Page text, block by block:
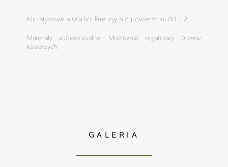
Klimatyzowana sala konferencyjna o powierzchni 80 m2.
Materiały audiowizualne. Możliwość organizacji przerw
kawowych.
GALERIA